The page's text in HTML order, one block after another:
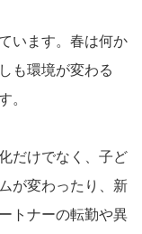
います。春は何か
も環境が変わる
。
だけでなく、子ど
が変わったり、新
トナーの転勤や異